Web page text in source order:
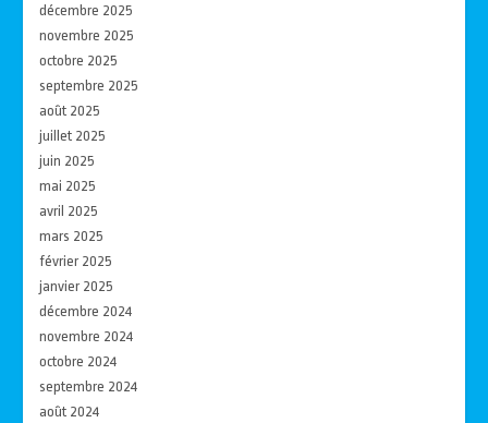
décembre 2025
novembre 2025
octobre 2025
septembre 2025
août 2025
juillet 2025
juin 2025
mai 2025
avril 2025
mars 2025
février 2025
janvier 2025
décembre 2024
novembre 2024
octobre 2024
septembre 2024
août 2024